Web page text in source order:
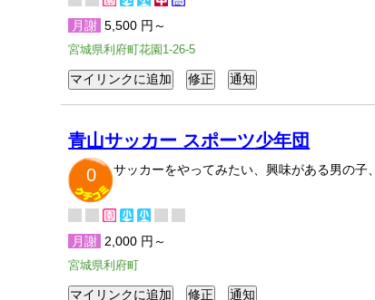
月謝 5,500 円～
宮城県利府町花園1-26-5
青山サッカー スポーツ少年団
0
サッカーをやってみたい、興味がある男の
月謝 2,000 円～
宮城県利府町